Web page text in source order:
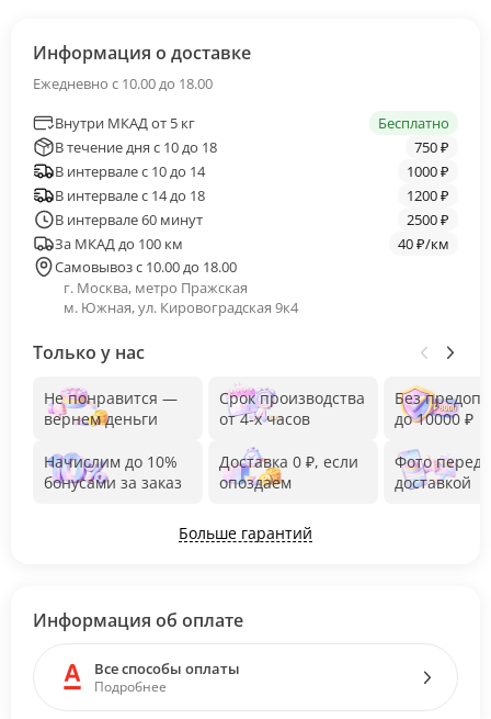
Информация о доставке
Ежедневно с 10.00 до 18.00
Внутри МКАД от 5 кг
Бесплатно
В течение дня с 10 до 18
750 ₽
В интервале с 10 до 14
1000 ₽
В интервале с 14 до 18
1200 ₽
В интервале 60 минут
2500 ₽
За МКАД до 100 км
40 ₽/км
Самовывоз с 10.00 до 18.00
г. Москва, метро Пражская
м. Южная, ул. Кировоградская 9к4
Только у нас
Не понравится —
вернем деньги
Начислим до 10%
бонусами за заказ
Срок производства
от 4-х часов
Доставка 0 ₽, если
опоздаем
Без
до 10000 ₽
Фото перед
доставкой
Больше гарантий
Информация об оплате
Все способы оплаты
Подробнее